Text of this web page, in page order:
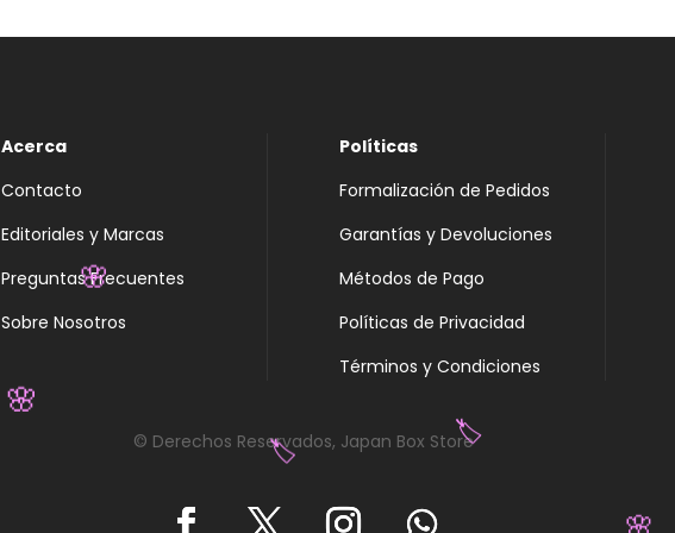
Acerca
Contacto
Editoriales y Marcas
Preguntas Frecuentes
Sobre Nosotros
Políticas
Formalización de Pedidos
Garantías y Devoluciones
Métodos de Pago
Políticas de Privacidad
Términos y Condiciones
© Derechos Reservados, Japan Box Store
🌸